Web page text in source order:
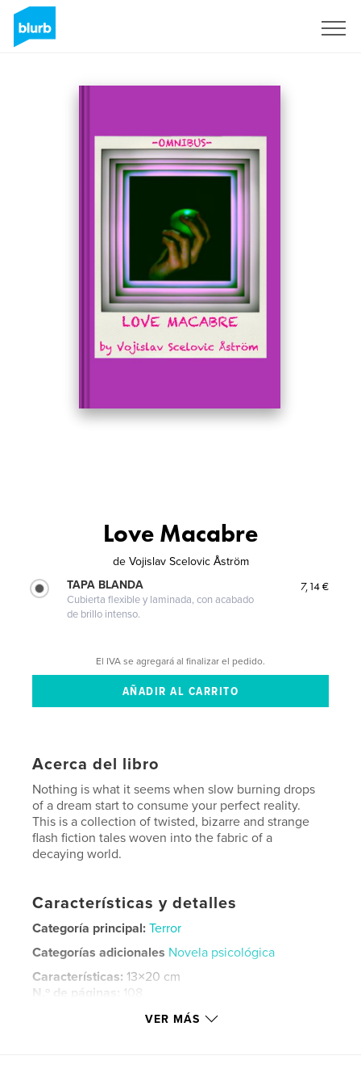
Love Macabre
de Vojislav Scelovic Åström
TAPA BLANDA
Cubierta flexible y laminada, con acabado
de brillo intenso.
7,14 €
El IVA se agregará al finalizar el pedido.
Acerca del libro
Nothing is what it seems when slow burning drops
of a dream start to consume your perfect reality.
This is a collection of twisted, bizarre and strange
flash fiction tales woven into the fabric of a
decaying world.
Características y detalles
Categoría principal: Terror
Categorías adicionales Novela psicológica
Características: 13×20 cm
N.º de páginas: 108
VER MÁS